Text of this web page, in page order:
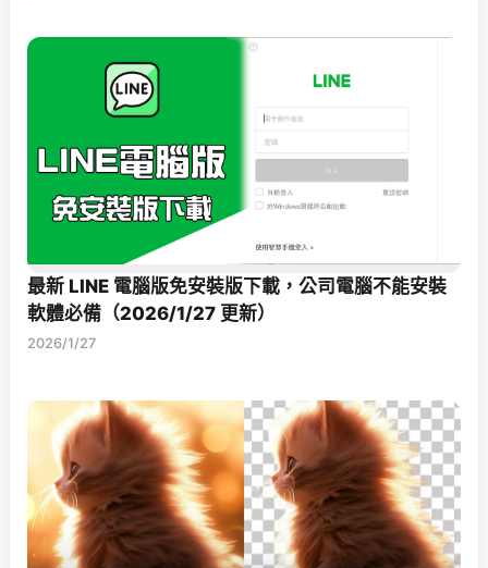
最新 LINE 電腦版免安裝版下載，公司電腦不能安裝
軟體必備（2026/1/27 更新）
2026/1/27